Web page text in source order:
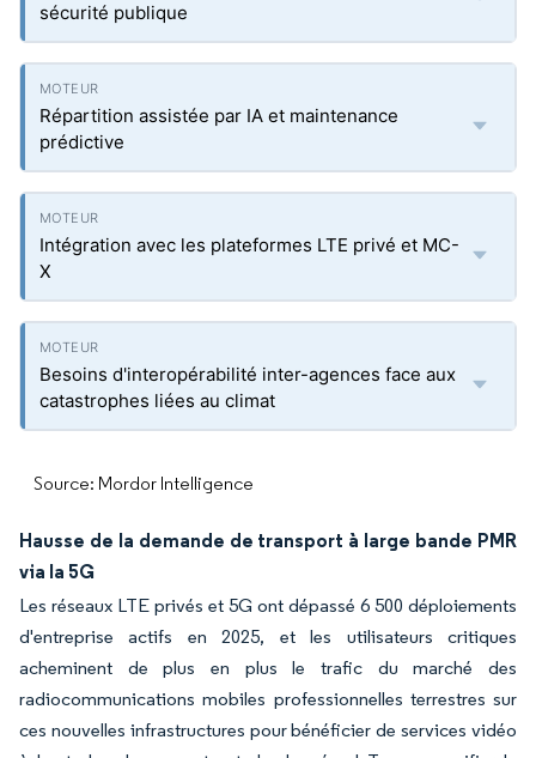
sécurité publique
Répartition assistée par IA et maintenance
prédictive
Intégration avec les plateformes LTE privé et MC-
X
Besoins d'interopérabilité inter-agences face aux
catastrophes liées au climat
Source: Mordor Intelligence
Hausse de la demande de transport à large bande PMR
via la 5G
Les réseaux LTE privés et 5G ont dépassé 6 500 déploiements
d'entreprise actifs en 2025, et les utilisateurs critiques
acheminent de plus en plus le trafic du marché des
radiocommunications mobiles professionnelles terrestres sur
ces nouvelles infrastructures pour bénéficier de services vidéo